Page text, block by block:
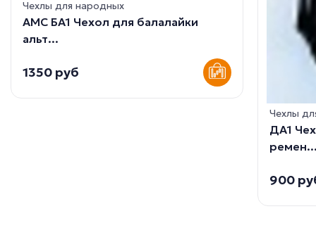
Чехлы для народных
AMC БА1 Чехол для балалайки
альт...
1350 руб
Чехлы
ДА1
900